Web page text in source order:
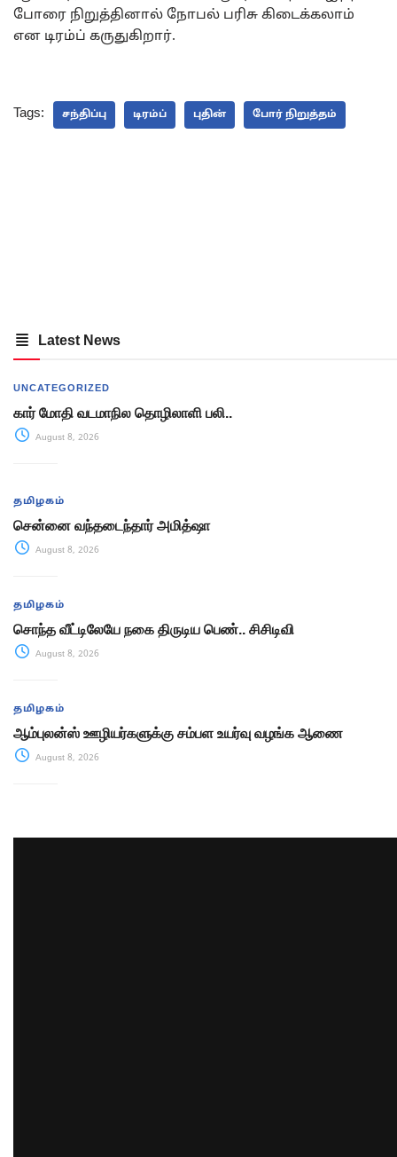
போரை நிறுத்தினால் நோபல் பரிசு கிடைக்கலாம்
என டிரம்ப் கருதுகிறார்.
Tags: சந்திப்பு டிரம்ப் புதின் போர் நிறுத்தம்
Latest News
UNCATEGORIZED
கார் மோதி வடமாநில தொழிலாளி பலி..
August 8, 2026
தமிழகம்
சென்னை வந்தடைந்தார் அமித்ஷா
August 8, 2026
தமிழகம்
சொந்த வீட்டிலேயே நகை திருடிய பெண்.. சிசிடிவி
August 8, 2026
தமிழகம்
ஆம்புலன்ஸ் ஊழியர்களுக்கு சம்பள உயர்வு வழங்க ஆணை
August 8, 2026